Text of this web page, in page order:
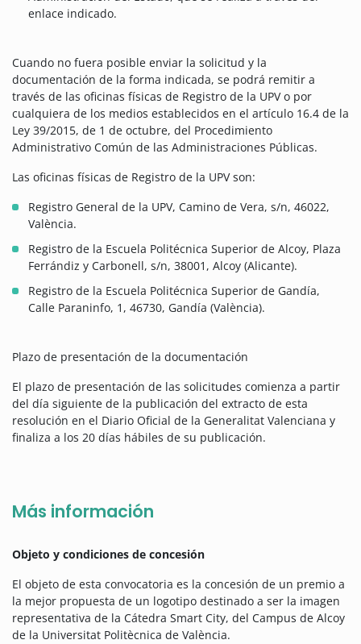
enlace indicado.
Cuando no fuera posible enviar la solicitud y la
documentación de la forma indicada, se podrá remitir a
través de las oficinas físicas de Registro de la UPV o por
cualquiera de los medios establecidos en el artículo 16.4 de la
Ley 39/2015, de 1 de octubre, del Procedimiento
Administrativo Común de las Administraciones Públicas.
Las oficinas físicas de Registro de la UPV son:
Registro General de la UPV, Camino de Vera, s/n, 46022,
València.
Registro de la Escuela Politécnica Superior de Alcoy, Plaza
Ferrándiz y Carbonell, s/n, 38001, Alcoy (Alicante).
Registro de la Escuela Politécnica Superior de Gandía,
Calle Paraninfo, 1, 46730, Gandía (València).
Plazo de presentación de la documentación
El plazo de presentación de las solicitudes comienza a partir
del día siguiente de la publicación del extracto de esta
resolución en el Diario Oficial de la Generalitat Valenciana y
finaliza a los 20 días hábiles de su publicación.
Más información
Objeto y condiciones de concesión
El objeto de esta convocatoria es la concesión de un premio a
la mejor propuesta de un logotipo destinado a ser la imagen
representativa de la Cátedra Smart City, del Campus de Alcoy
de la Universitat Politècnica de València.